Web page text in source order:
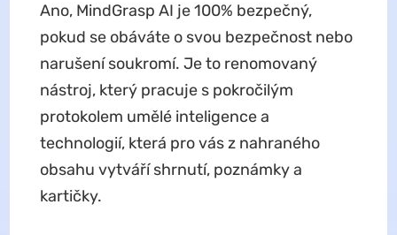
Ano, MindGrasp AI je 100% bezpečný,
pokud se obáváte o svou bezpečnost nebo
narušení soukromí. Je to renomovaný
nástroj, který pracuje s pokročilým
protokolem umělé inteligence a
technologií, která pro vás z nahraného
obsahu vytváří shrnutí, poznámky a
kartičky.